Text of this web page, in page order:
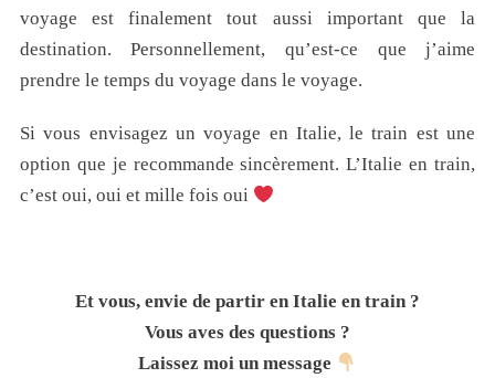
voyage est finalement tout aussi important que la
destination. Personnellement, qu’est-ce que j’aime
prendre le temps du voyage dans le voyage.
Si vous envisagez un voyage en Italie, le train est une
option que je recommande sincèrement. L’Italie en train,
c’est oui, oui et mille fois oui
Et vous, envie de partir en Italie en train ?
Vous aves des questions ?
Laissez moi un message